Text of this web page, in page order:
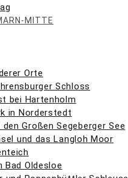
MITTE
Orte
Schloss
bei Hartenholm
in Norderstedt
den Großen Segeberger See
und das Langloh Moor
Bad Oldesloe